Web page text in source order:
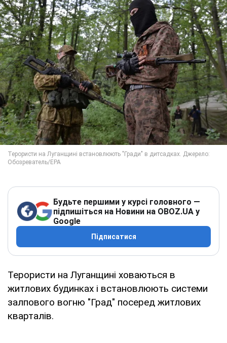
Будьте першими у курсі головного —
підпишіться на Новини на OBOZ.UA у
Google
Підписатися
Терористи на Луганщині ховаються в
житлових будинках і встановлюють системи
залпового вогню "Град" посеред житлових
кварталів.